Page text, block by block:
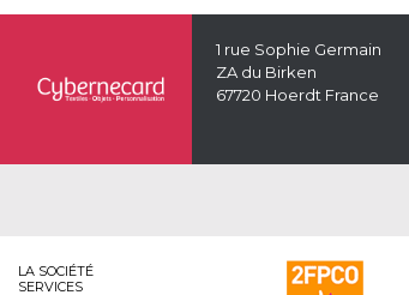
1 rue Sophie Germain
ZA du Birken
67720 Hoerdt France
LA SOCIÉTÉ
SERVICES